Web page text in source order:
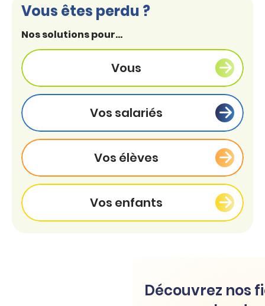
Vous êtes perdu ?
Nos solutions pour...
Vous
Vos salariés
Vos élèves
Vos enfants
Découvrez nos